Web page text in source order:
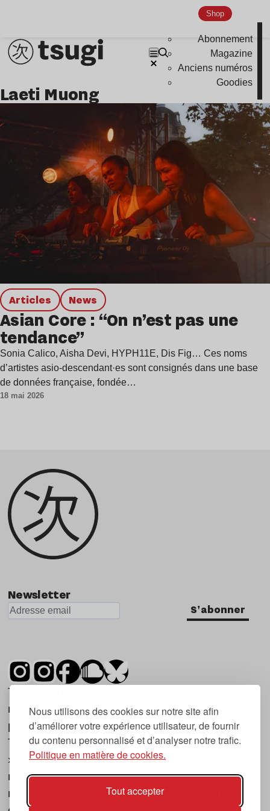
Nous utilisons des cookies sur notre site afin
d’améliorer votre expérience utilisateur, de fournir
du contenu personnalisé et d’analyser notre trafic.
Politique en matière de cookies.
Tout accepter
Shop
Abonnement
Magazine
Anciens numéros
Goodies
Laeti Muong
Articles news
Asian Core : “On n’est pas une
tendance”
Sonia Calico, Aisha Devi, HYPH11E, Dis Fig… Ces noms
d’artistes asio-descendant·es sont consignés dans une base
de données française, fondée…
18 mai 2026
Newsletter
S'abonner
Tsugi est un mensuel indépendant sur la
musique et les nouvelles tendances, dont la
première parution date de 2007.
Tsugi en japonais signifie « prochain », « suivant
», ce qui correspond à la thématique du
magazine, à l’affût des nouvelles tendances
musicales, qu’elles viennent de la musique